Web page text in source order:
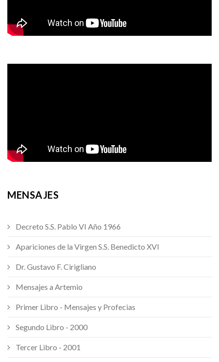
MENSAJES
Decreto S.S. Pablo VI Año 1966
Apariciones de la Virgen S.S. Benedicto XVI
Dr. Gustavo F. Cirigliano
Mensajes a Artemio
Primer Libro - Mensajes y Profecias
Segundo Libro - 2000
Tercer Libro - 2001